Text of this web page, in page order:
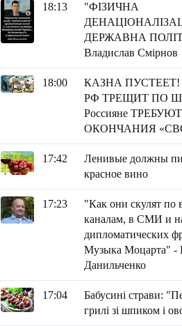
18:13
"ФІЗИЧНА
ДЕРЖАВНА
Владислав Смірнов
18:00
КАЗНА ПУСТЕЕТ!
РФ ТРЕЩИТ ПО
Россияне ТРЕБУЮТ
ОКОНЧАНИЯ
17:42
Ленивые должны
красное вино
17:23
"Как они скулят по
каналам, в СМИ и
дипломатических
Музыка Моцарта" -
Данильченко
17:04
Бабусині страви:
грилі зі шпиком і